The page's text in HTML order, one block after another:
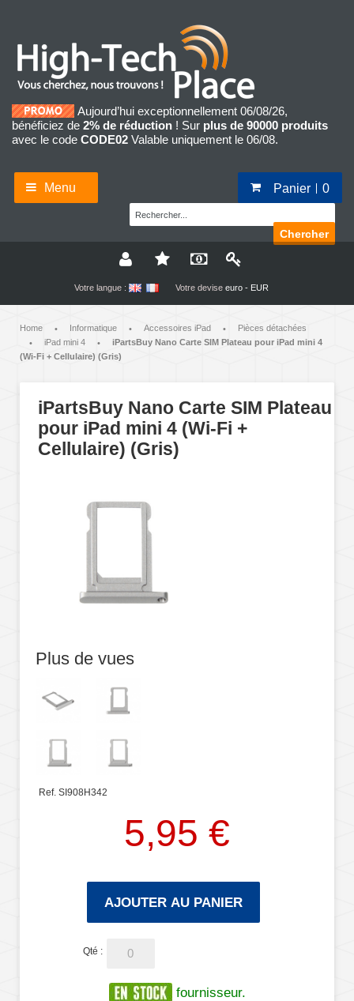
Aujourd’hui exceptionnellement 06/08/26,
bénéficiez de 2% de réduction ! Sur plus de 90000 produits
avec le code CODE02 Valable uniquement le 06/08.
Menu Panier 0
Chercher
Votre langue : Votre devise euro - EUR
Home • Informatique • Accessoires iPad •
Pièces détachées
•
iPad mini 4 •
iPartsBuy Nano Carte SIM Plateau pour iPad mini 4
(Wi-Fi + Cellulaire) (Gris)
iPartsBuy Nano Carte SIM Plateau
pour iPad mini 4 (Wi-Fi +
Cellulaire) (Gris)
Plus de vues
Ref. SI908H342
5,95 €
AJOUTER AU PANIER
Qté :
fournisseur.